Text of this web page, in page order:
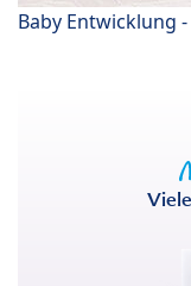
Baby Entwicklung